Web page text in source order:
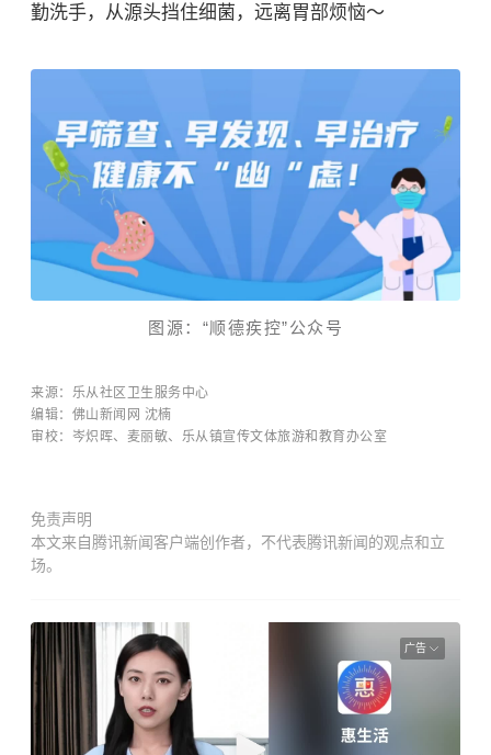
勤洗手，从源头挡住细菌，远离胃部烦恼～
图源：“顺德疾控”公众号
来源：乐从社区卫生服务中心
编辑：佛山新闻网 沈楠
审校：
岑炽晖、麦丽敏、 乐从镇宣传文体旅游和教育办公室
免责声明
本文来自腾讯新闻客户端创作者，不代表腾讯新闻的观点和立
场。
广告